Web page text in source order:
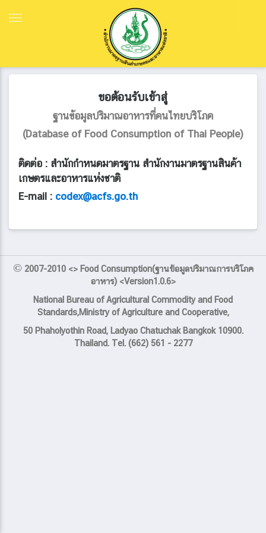
ขอต้อนรับเข้าสู่
ฐานข้อมูลปริมาณอาหารที่คนไทยบริโภค
(Database of Food Consumption of Thai People)
ติดต่อ : สำนักกำหนดมาตรฐาน สำนักงานมาตรฐานสินค้า
เกษตรและอาหารแห่งชาติ
E-mail : codex@acfs.go.th
© 2007-2010 <> Food Consumption(ฐานข้อมูลปริมาณการบริโภค
อาหาร) <Version1.0.6>
National Bureau of Agricultural Commodity and Food
Standards,Ministry of Agriculture and Cooperative,
50 Phaholyothin Road, Ladyao Chatuchak Bangkok 10900.
Thailand. Tel. (662) 561 - 2277